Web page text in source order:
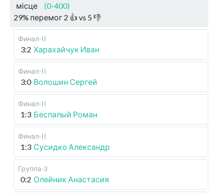
місце
(0-400)
29% перемог 2 👍 vs 5 👎
Финал-II
3:2 Харахайчук Иван
Финал-II
3:0 Волошин Сергей
Финал-II
1:3 Беспалый Роман
Финал-II
1:3 Сусидко Александр
Группа-3
0:2 Олейник Анастасия